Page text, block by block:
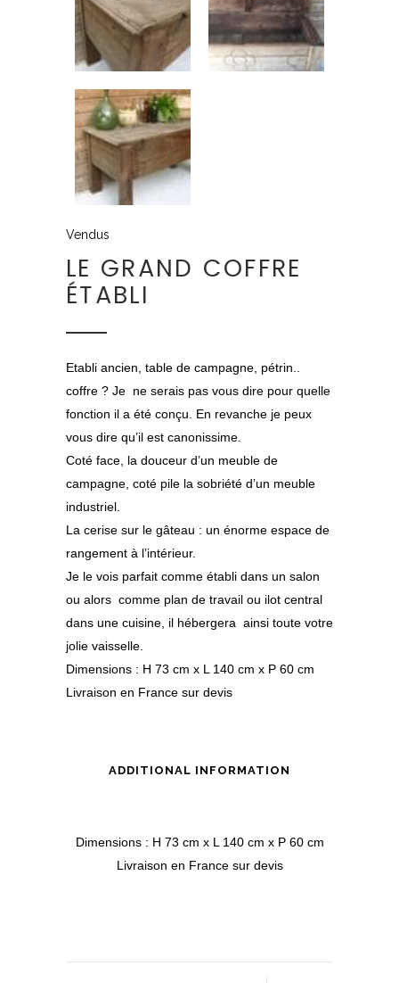
Vendus
LE GRAND COFFRE
ÉTABLI
Etabli ancien, table de campagne, pétrin..
coffre ? Je ne serais pas vous dire pour quelle
fonction il a été conçu. En revanche je peux
vous dire qu’il est canonissime.
Coté face, la douceur d’un meuble de
campagne, coté pile la sobriété d’un meuble
industriel.
La cerise sur le gâteau : un énorme espace de
rangement à l’intérieur.
Je le vois parfait comme établi dans un salon
ou alors comme plan de travail ou ilot central
dans une cuisine, il hébergera ainsi toute votre
jolie vaisselle.
Dimensions : H 73 cm x L 140 cm x P 60 cm
Livraison en France sur devis
ADDITIONAL INFORMATION
Dimensions : H 73 cm x L 140 cm x P 60 cm
Livraison en France sur devis